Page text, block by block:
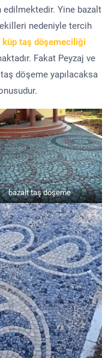
edilmektedir. Yine bazalt
nedeniyle tercih
taş döşemeciliği
Fakat Peyzaj ve
döşeme yapılacaksa
bazalt taş döşeme